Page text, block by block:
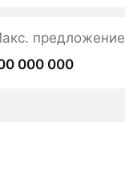
предложение
000 000